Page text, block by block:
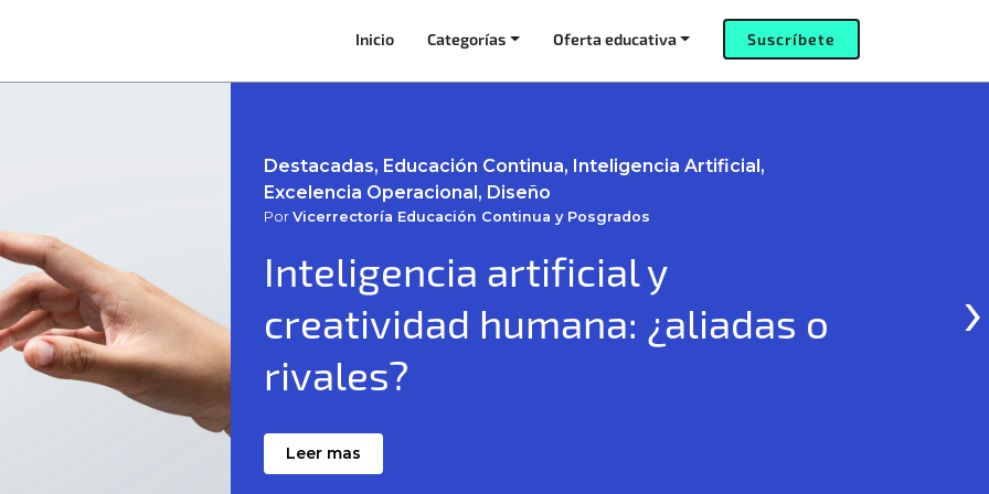
Inicio Categorías Oferta educativa Suscríbete
Destacadas, Educación Continua, Inteligencia Artificial,
Excelencia Operacional, Diseño
Por Vicerrectoría Educación Continua y Posgrados
Inteligencia artificial y
creatividad humana: ¿aliadas o
rivales?
Leer mas
›